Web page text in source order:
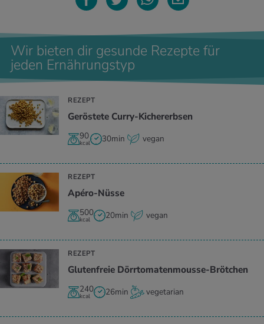
Wir bieten dir gesunde Rezepte für
jeden Ernährungstyp
REZEPT
Geröstete Curry-Kichererbsen
90
kcal 30min vegan
REZEPT
Apéro-Nüsse
500
kcal 20min vegan
REZEPT
Glutenfreie Dörrtomatenmousse-Brötchen
240
kcal 26min vegetarian